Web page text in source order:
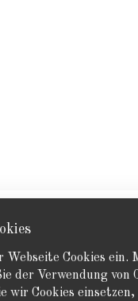
Webseite Cookies
der Verwendung von
wir Cookies einsetzen,